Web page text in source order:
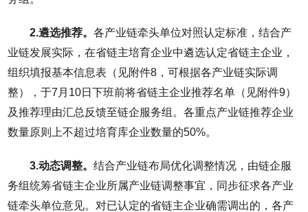
2.遴选推荐。各产业链牵头单位对照认定标准，结合产
业链发展实际，在省链主培育企业中遴选认定省链主企业，
组织填报基本信息表（见附件8，可根据各产业链实际调
整），于7月10日下班前将省链主企业推荐名单（见附件9）
及推荐理由汇总反馈至链企服务组。各重点产业链推荐企业
数量原则上不超过培育库企业数量的50%。
3.动态调整。结合产业链布局优化调整情况，由链企服
务组统筹省链主企业所属产业链调整事宜，同步征求各产业
链牵头单位意见。对已认定的省链主企业确需调出的，各产